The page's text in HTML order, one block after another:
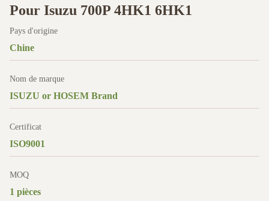
Pour Isuzu 700P 4HK1 6HK1
Pays d'origine
Chine
Nom de marque
ISUZU or HOSEM Brand
Certificat
ISO9001
MOQ
1 pièces